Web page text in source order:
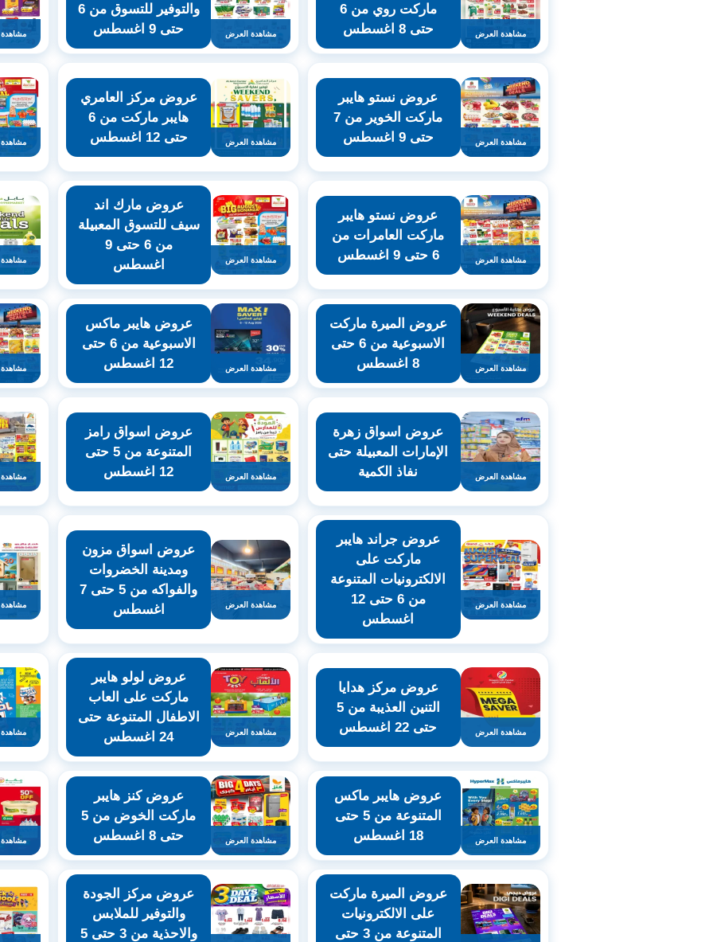
مشاهدة العرض
ماركت روي من 6
حتى 8 اغسطس
مشاهدة العرض
والتوفير للتسوق من 6
حتى 9 اغسطس
مشاهدة العرض
عروض نستو هايبر
ماركت الخوير من 7
حتى 9 اغسطس
مشاهدة العرض
عروض مركز العامري
هايبر ماركت من 6
حتى 12 اغسطس
مشاهدة العرض
عروض نستو هايبر
ماركت العامرات من
6 حتى 9 اغسطس
مشاهدة العرض
عروض مارك اند
سيف للتسوق المعبيلة
من 6 حتى 9
اغسطس
مشاهدة العرض
عروض الميرة ماركت
الاسبوعية من 6 حتى
8 اغسطس
مشاهدة العرض
عروض هايبر ماكس
الاسبوعية من 6 حتى
12 اغسطس
مشاهدة العرض
عروض اسواق زهرة
الإمارات المعبيلة حتى
نفاذ الكمية
مشاهدة العرض
عروض اسواق رامز
المتنوعة من 5 حتى
12 اغسطس
مشاهدة العرض
عروض جراند هايبر
ماركت على
الالكترونيات المتنوعة
من 6 حتى 12
اغسطس
مشاهدة العرض
عروض اسواق مزون
ومدينة الخضروات
والفواكه من 5 حتى 7
اغسطس
مشاهدة العرض
عروض مركز هدايا
التنين العذيبة من 5
حتى 22 اغسطس
مشاهدة العرض
عروض لولو هايبر
ماركت على العاب
الاطفال المتنوعة حتى
24 اغسطس
مشاهدة العرض
عروض هايبر ماكس
المتنوعة من 5 حتى
18 اغسطس
مشاهدة العرض
عروض كنز هايبر
ماركت الخوض من 5
حتى 8 اغسطس
عروض الميرة ماركت
على الالكترونيات
المتنوعة من 3 حتى
عروض مركز الجودة
والتوفير للملابس
والاحذية من 3 حتى 5